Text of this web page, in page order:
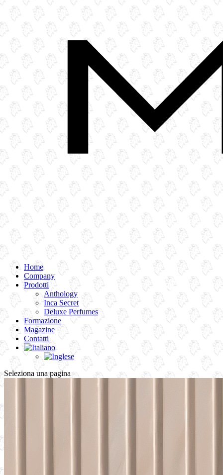
Home
Company
Prodotti
Anthology
Inca Secret
Deluxe Perfumes
Formazione
Magazine
Contatti
Seleziona una pagina